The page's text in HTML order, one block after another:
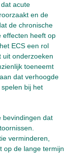
acute
en de
de chronische
effecten heeft op
ECS een rol
uit onderzoeken
toeneemt
dat verhoogde
bij het
bevindingen dat
verminderen,
op de lange termijn